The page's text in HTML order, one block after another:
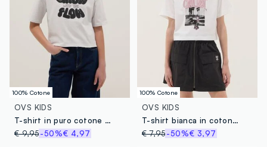
100% Cotone
OVS KIDS
T-shirt in puro cotone bianca da ragazza boxy fit con stampa
€ 9,95-50%€ 4,97
100% Cotone
OVS KIDS
T-shirt bianca in cotone organico con stampa
€ 7,95-50%€ 3,97